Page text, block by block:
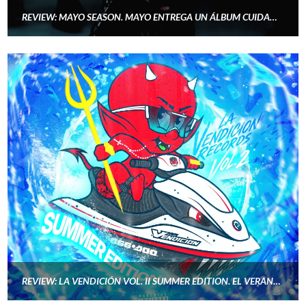
REVIEW: MAYO SEASON. MAYO ENTREGA UN ÁLBUM CUIDADO QUE ABRE UNA NUEVA ETAPA EN SU CARRERA
REVIEW: LA VENDICIÓN VOL. II SUMMER EDITION. EL VERANO TERMINA PERO EL SONIDO DE LA VENDICIÓN NO ENTIENDE DE ESTACIONES